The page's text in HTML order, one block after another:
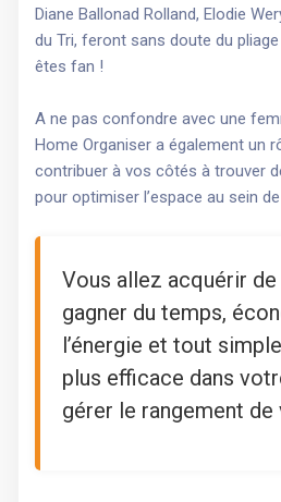
Diane Ballonad Rolland, Elodie
du Tri, feront sans doute du
êtes fan !
A ne pas confondre avec une
Home Organiser a également un
contribuer à vos côtés à trouver
pour optimiser l’espace au sein
Vous allez acquérir
gagner du temps,
l’énergie et tout
plus efficace dans
gérer le rangement de